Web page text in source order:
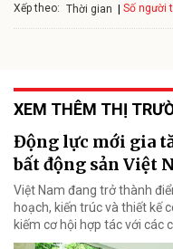
Xếp theo: Thời gian Số người
XEM THÊM THỊ
Động lực mới gia
bất động sản Việt
Việt Nam đang trở thành
hoạch, kiến trúc và thiết kế
kiếm cơ hội hợp tác với các